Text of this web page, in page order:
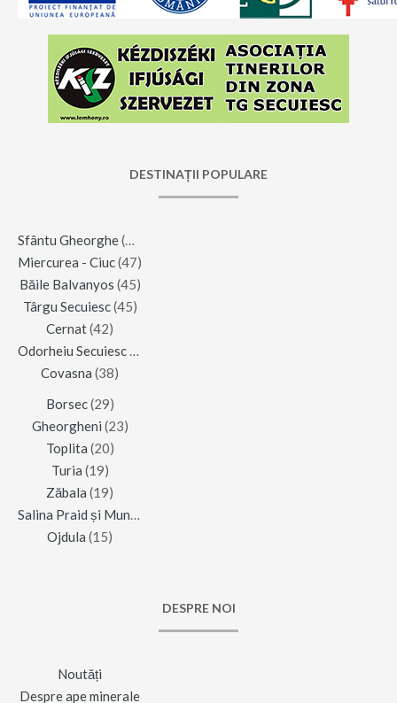
DESTINAȚII POPULARE
Sfântu Gheorghe(123)
Miercurea - Ciuc(47)
Băile Balvanyos (45)
Târgu Secuiesc(45)
Cernat(42)
Odorheiu Secuiesc
Covasna (38)
Borsec(29)
Gheorgheni (23)
Toplita (20)
Turia (19)
Zăbala (19)
Salina Praid și Muntele de Sare
Ojdula (15)
DESPRE NOI
Noutăți
Despre ape minerale